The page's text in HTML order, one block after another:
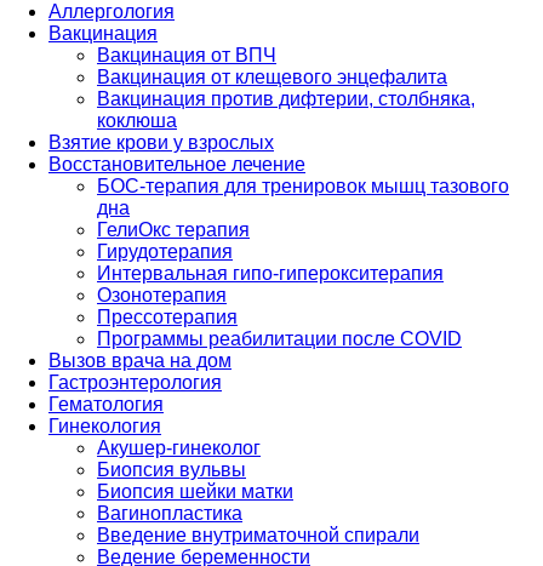
Аллергология
Вакцинация
Вакцинация от ВПЧ
Вакцинация от клещевого энцефалита
Вакцинация против дифтерии, столбняка,
коклюша
Взятие крови у взрослых
Восстановительное лечение
БОС-терапия для тренировок мышц тазового
дна
ГелиОкс терапия
Гирудотерапия
Интервальная гипо-гиперокситерапия
Озонотерапия
Прессотерапия
Программы реабилитации после СOVID
Вызов врача на дом
Гастроэнтерология
Гематология
Гинекология
Акушер-гинеколог
Биопсия вульвы
Биопсия шейки матки
Вагинопластика
Введение внутриматочной спирали
Ведение беременности